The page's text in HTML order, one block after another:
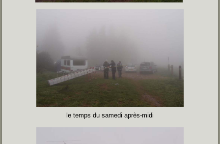
le temps du samedi après-midi